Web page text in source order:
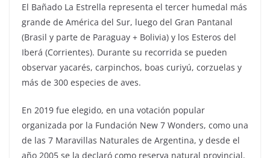
El Bañado La Estrella representa el tercer humedal más
grande de América del Sur, luego del Gran Pantanal
(Brasil y parte de Paraguay + Bolivia) y los Esteros del
Iberá (Corrientes). Durante su recorrida se pueden
observar yacarés, carpinchos, boas curiyú, corzuelas y
más de 300 especies de aves.
En 2019 fue elegido, en una votación popular
organizada por la Fundación New 7 Wonders, como una
de las 7 Maravillas Naturales de Argentina, y desde el
año 2005 se la declaró como reserva natural provincial.